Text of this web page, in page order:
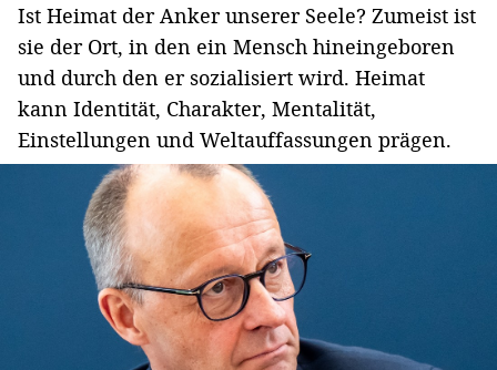
Ist Heimat der Anker unserer Seele? Zumeist ist
sie der Ort, in den ein Mensch hineingeboren
und durch den er sozialisiert wird. Heimat
kann Identität, Charakter, Mentalität,
Einstellungen und Weltauffassungen prägen.